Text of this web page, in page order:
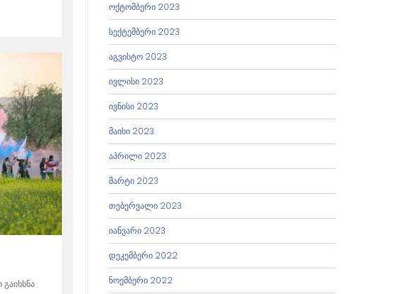
ოქტომბერი 2023
სექტემბერი 2023
აგვისტო 2023
ივლისი 2023
ივნისი 2023
მაისი 2023
აპრილი 2023
მარტი 2023
თებერვალი 2023
იანვარი 2023
დეკემბერი 2022
ნოემბერი 2022